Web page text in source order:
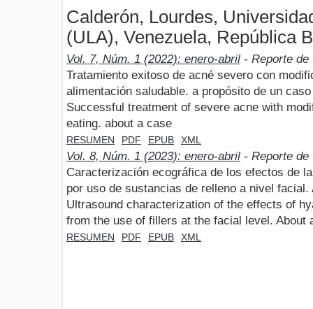
Calderón, Lourdes,
(ULA), Venezuela, República
Vol. 7, Núm. 1 (2022): enero-abril - Reporte de
Tratamiento exitoso de acné severo con
alimentación saludable. a propósito de un caso
Successful treatment of severe acne with
eating. about a case
RESUMEN PDF EPUB XML
Vol. 8, Núm. 1 (2023): enero-abril - Reporte de
Caracterización ecográfica de los efectos de
por uso de sustancias de relleno a nivel facial.
Ultrasound characterization of the effects of
from the use of fillers at the facial level. About
RESUMEN PDF EPUB XML